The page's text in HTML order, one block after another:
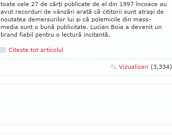
toate cele 27 de cărţi publicate de el din 1997 încoace au
avut recorduri de vânzări arată că cititorii sunt atraşi de
noutatea demersurilor lui şi că polemicile din mass-
media sunt o bună publicitate. Lucian Boia a devenit un
brand fiabil pentru o lectură incitantă.
Citeste tot articolul
Vizualizari (3.334)